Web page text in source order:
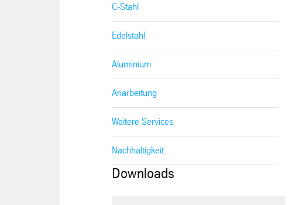
C-Stahl
Edelstahl
Aluminium
Anarbeitung
Weitere Services
Nachhaltigkeit
Downloads